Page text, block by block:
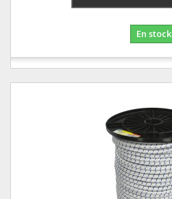
En stock